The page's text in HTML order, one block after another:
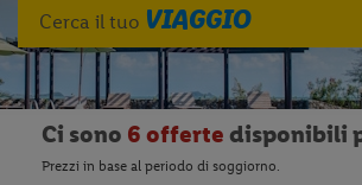
Cerca il tuo VIAGGIO
Ci sono 6 offerte disponibili
Prezzi in base al periodo di soggiorno.